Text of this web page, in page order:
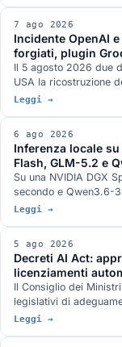
terzo delle patch
7 ago 2026
Incidente OpenAI
forgiati, plugin
Il 5 agosto 2026 due
USA la ricostruzione
endpoint di refresh
ufficiali a ricercatori
valutazione diversi
aziende non compare.
Leggi →
6 ago 2026
Inferenza locale su
Flash, GLM-5.2 e
Su una NVIDIA DGX
secondo e Qwen3.6-
Flash 0731 a 82, su
parametri in 272 GB.
condizioni in cui ogni
Leggi →
5 ago 2026
Decreti AI Act:
licenziamenti
Il Consiglio dei
legislativi di
Identificazione
Leggi →